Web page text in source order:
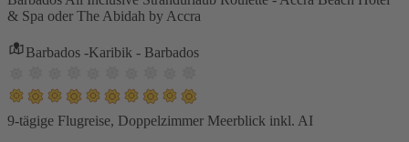
& Spa oder The Abidah by Accra
Barbados -Karibik - Barbados
9-tägige Flugreise, Doppelzimmer Meerblick inkl. AI